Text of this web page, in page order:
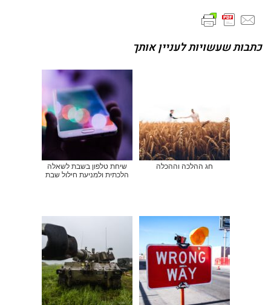
כתבות שעשויות לעניין אותך
חג ההלכה וההכלה
שיחת טלפון בשבת לשאלה
הלכתית ולמניעת חילול שבת